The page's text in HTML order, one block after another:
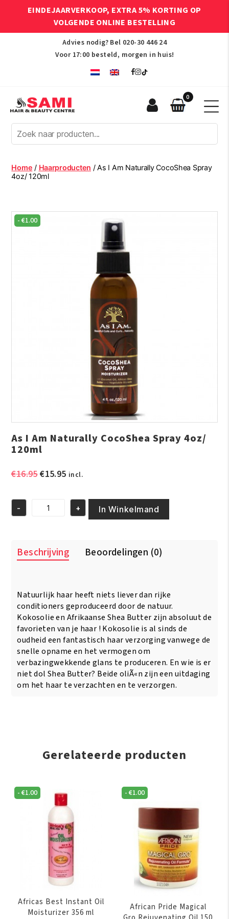
EINDEJAARVERKOOP, EXTRA 5% KORTING OP
VOLGENDE ONLINE BESTELLING
Advies nodig? Bel 020-30 446 24
Voor 17:00 besteld, morgen in huis!
Afro
Hair
Beauty
Centre
0
Home / Haarproducten / As I Am Naturally CocoShea Spray
4oz/ 120ml
-€1.00
As I Am Naturally CocoShea Spray 4oz/
120ml
€16.95Oorspronkelijke
€16.95.
€15.95Huidige
is:
€15.95.
incl.
As
CocoShea
Spray
aantal
- + In Winkelmand
Beschrijving Beoordelingen (0)
Natuurlijk haar heeft niets liever dan rijke
conditioners geproduceerd door de natuur.
Kokosolie en Afrikaanse Shea Butter zijn absoluut de
favorieten van je haar ! Kokosolie is al sinds de
oudheid een fantastisch haar verzorging vanwege de
snelle opname en het vermogen om
verbazingwekkende glans te produceren. En wie is er
niet dol Shea Butter? Beide oliÃ«n zijn een uitdaging
om het haar te verzachten en te verzorgen.
Gerelateerde producten
-€1.00
Africas Best Instant Oil
Moisturizer 356 ml
-€1.00
African Pride Magical